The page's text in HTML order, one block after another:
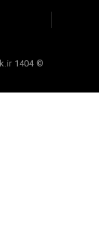
© MajaziBook.ir 1404 | تلفن تماس : 09304293050